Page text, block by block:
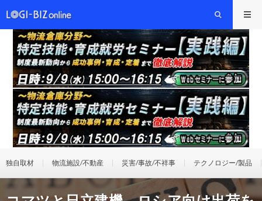
独自取材 物流施設/不動産 災害/事故/不祥事 テクノロジー/製品